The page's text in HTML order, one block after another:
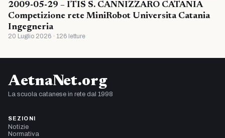
2009-05-29 – ITIS S. CANNIZZARO CATANIA
Competizione rete MiniRobot Universita Catania
Ingegneria
20 Luglio 2026 · 126 letture
AetnaNet.org
La scuola catanese in rete dal 1998
SEZIONI
Notizie
Normativa